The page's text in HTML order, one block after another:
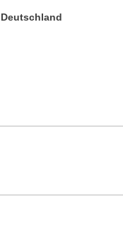
Deutschland